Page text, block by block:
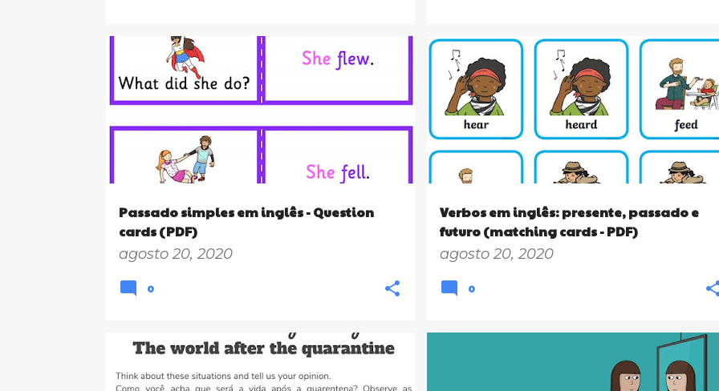
Passado simples em inglês - Question
cards (PDF)
agosto 20, 2020
5º ANO 8º ANO
0
Verbos em inglês: presente, passado e
futuro (matching cards - PDF)
agosto 20, 2020
4º ANO 5º ANO 6º ANO 7º ANO 8º ANO
0
READING COMPREHENSION
LESSON PLANS